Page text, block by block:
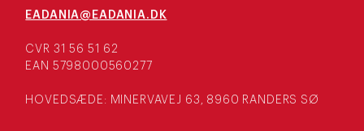
EADANIA@EADANIA.DK
CVR 31 56 51 62
EAN 5798000560277
HOVEDSÆDE: MINERVAVEJ 63, 8960 RANDERS SØ